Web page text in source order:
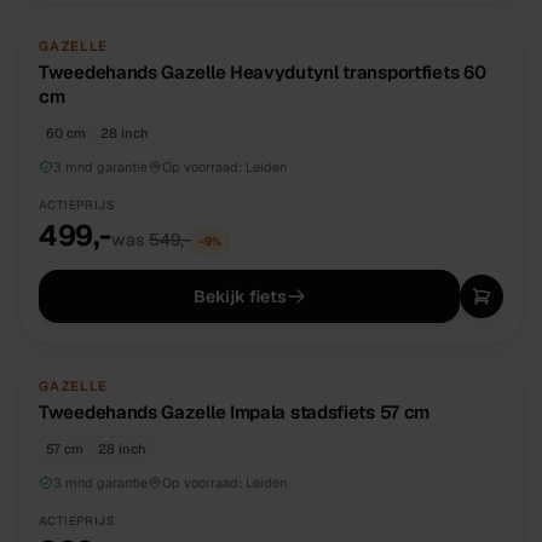
TWEEDEHANDS
GAZELLE
Tweedehands Gazelle Heavydutynl transportfiets 60
cm
60 cm
28 inch
3 mnd garantie
Op voorraad: Leiden
ACTIEPRIJS
499,-was 549,- −9%
Bekijk fiets
TWEEDEHANDS
GAZELLE
Tweedehands Gazelle Impala stadsfiets 57 cm
57 cm
28 inch
3 mnd garantie
Op voorraad: Leiden
ACTIEPRIJS